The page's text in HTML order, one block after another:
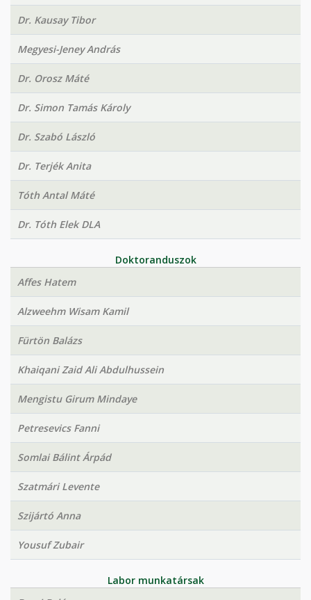
Dr. Kausay Tibor
Megyesi-Jeney András
Dr. Orosz Máté
Dr. Simon Tamás Károly
Dr. Szabó László
Dr. Terjék Anita
Tóth Antal Máté
Dr. Tóth Elek DLA
Doktoranduszok
Affes Hatem
Alzweehm Wisam Kamil
Fürtön Balázs
Khaiqani Zaid Ali Abdulhussein
Mengistu Girum Mindaye
Petresevics Fanni
Somlai Bálint Árpád
Szatmári Levente
Szijártó Anna
Yousuf Zubair
Labor munkatársak